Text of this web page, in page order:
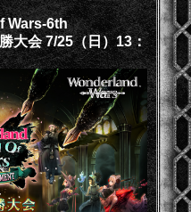
Wars-6th
大会 7/25（日）13：